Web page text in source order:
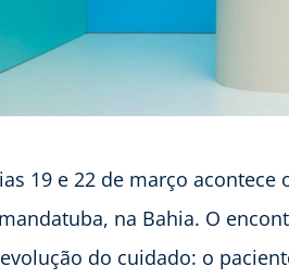
19 e 22 de março
na Bahia. O
do cuidado: o